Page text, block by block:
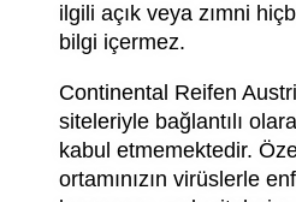
ilgili açık veya zımni
bilgi içermez.
Continental Reifen
siteleriyle bağlantılı
kabul etmemektedir.
ortamınızın virüslerle